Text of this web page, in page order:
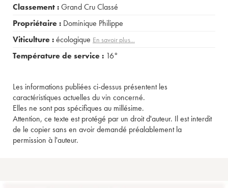
Classement :Grand Cru Classé
Propriétaire : Dominique Philippe
Viticulture :écologique En savoir plus...
Température de service : 16°
Les informations publiées ci-dessus présentent les
caractéristiques actuelles du vin concerné.
Elles ne sont pas spécifiques au millésime.
Attention, ce texte est protégé par un droit d'auteur. Il est interdit
de le copier sans en avoir demandé préalablement la
permission à l'auteur.